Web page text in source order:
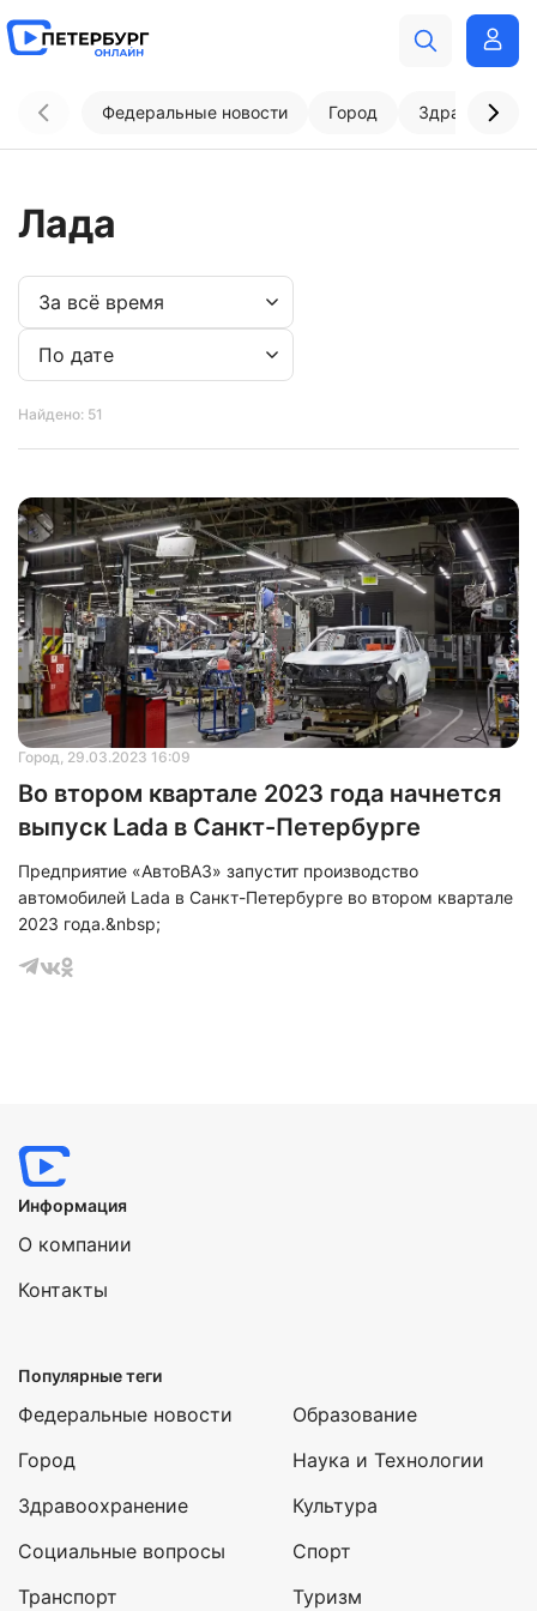
Федеральные новости Город
Лада
Найдено: 51
Город, 29.03.2023 16:09
Во втором квартале 2023 года начнется
выпуск Lada в Санкт-Петербурге
Предприятие «АвтоВАЗ» запустит производство
автомобилей Lada в Санкт-Петербурге во втором квартале
2023 года.&nbsp;
Информация
О компании
Контакты
Популярные теги
Федеральные новости
Город
Здравоохранение
Социальные вопросы
Транспорт
Образование
Наука и Технологии
Культура
Спорт
Туризм